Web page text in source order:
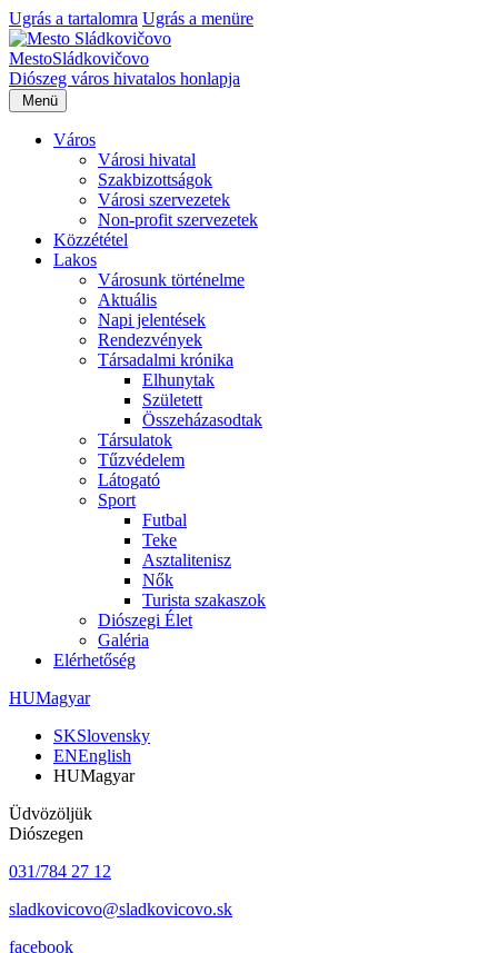
Ugrás a tartalomra Ugrás a menüre
MestoSládkovičovo
Diószeg város hivatalos honlapja
Menü
Város
Városi hivatal
Szakbizottságok
Városi szervezetek
Non-profit szervezetek
Közzététel
Lakos
Városunk történelme
Aktuális
Napi jelentések
Rendezvények
Társadalmi krónika
Elhunytak
Született
Összeházasodtak
Társulatok
Tűzvédelem
Látogató
Sport
Futbal
Teke
Asztalitenisz
Nők
Turista szakaszok
Diószegi Élet
Galéria
Elérhetőség
HUMagyar
SKSlovensky
ENEnglish
HUMagyar
Üdvözöljük
Diószegen
031/784 27 12
sladkovicovo@sladkovicovo.sk
facebook